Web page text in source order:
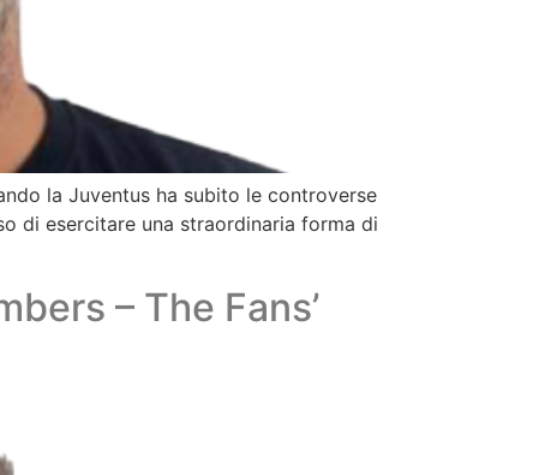
la Juventus ha subito le controverse
di esercitare una straordinaria forma di
– The Fans’